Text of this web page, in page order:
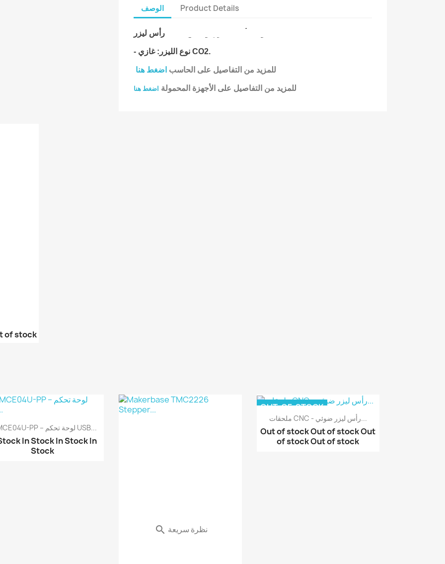
الوصف Product Details
- نوع الليزر: غازي CO2.
للمزيد من التفاصيل على الحاسب اضغط هنا
للمزيد من التفاصيل على الأجهزة المحمولة اضغط هنا
of stock
BSMCE04U-PP – لوحة تحكم USB...
In StockIn StockIn
Stock
 نظرة سريعة
ملحقات CNC - رأس ليزر ضوئي...
Out of stockOut of stockOut
of stockOut of stock
OUT-OF-STOCK